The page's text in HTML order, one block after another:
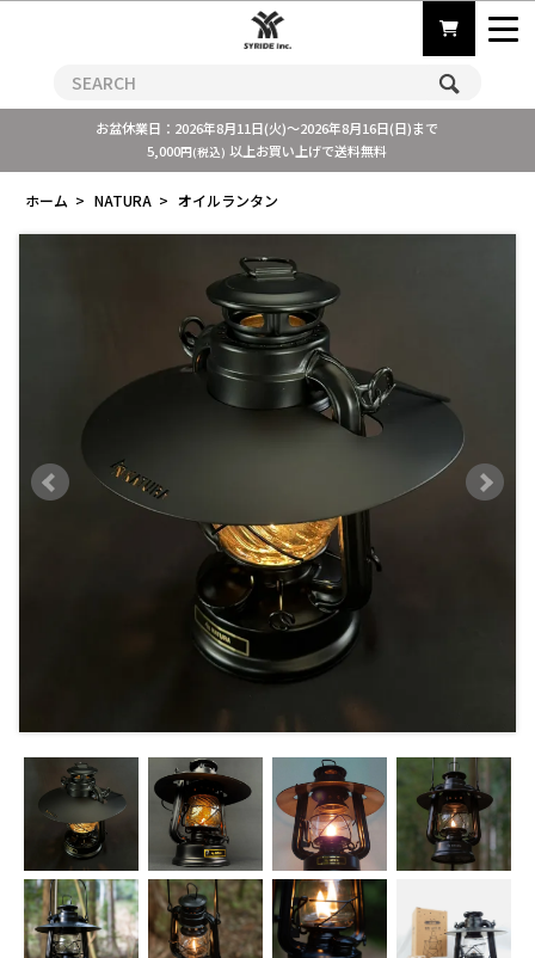
お盆休業日：2026年8月11日(火)～2026年8月16日(日)まで
5,000円(税込) 以上お買い上げで送料無料
ホーム > NATURA > オイルランタン